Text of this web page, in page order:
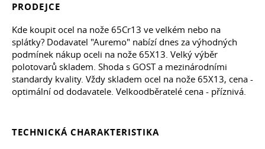
PRODEJCE
Kde koupit ocel na nože 65Cr13 ve velkém nebo na
splátky? Dodavatel "Auremo" nabízí dnes za výhodných
podmínek nákup oceli na nože 65X13. Velký výběr
polotovarů skladem. Shoda s GOST a mezinárodními
standardy kvality. Vždy skladem ocel na nože 65X13, cena -
optimální od dodavatele. Velkoodběratelé cena - příznivá.
TECHNICKÁ CHARAKTERISTIKA